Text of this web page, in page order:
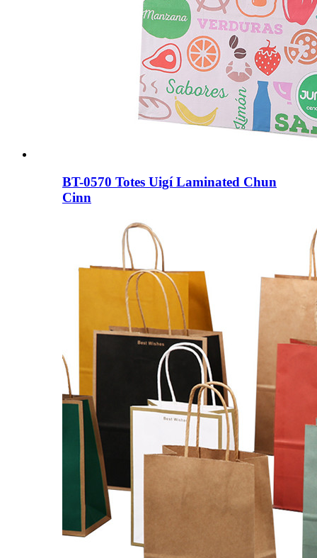
BT-0570 Totes Uigí Laminated Chun
Cinn